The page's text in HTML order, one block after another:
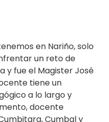
en Nariño, solo
un reto de
y fue el Magister José
tiene un
a lo largo y
docente
Cumbal y